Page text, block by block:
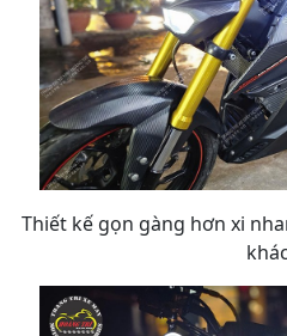
Thiết kế gọn gàng hơn xi
khác